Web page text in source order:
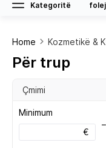
Kategoritë
Home Kozmetikë &
Për trup
Çmimi
Minimum
€
–